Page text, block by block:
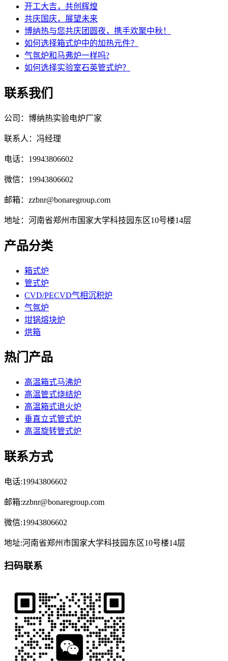
开工大吉，共创辉煌
共庆国庆，展望未来
博纳热与您共庆团圆夜，携手欢聚中秋！
如何选择箱式炉中的加热元件？
气氛炉和马弗炉一样吗?
如何选择实验室石英管式炉？
联系我们
公司：博纳热实验电炉厂家
联系人：冯经理
电话：19943806602
微信：19943806602
邮箱：zzbnr@bonaregroup.com
地址：河南省郑州市国家大学科技园东区10号楼14层
产品分类
箱式炉
管式炉
CVD/PECVD气相沉积炉
气氛炉
坩锅熔块炉
烘箱
热门产品
高温箱式马沸炉
高温管式烧结炉
高温箱式退火炉
垂直立式管式炉
高温旋转管式炉
联系方式
电话:19943806602
邮箱:zzbnr@bonaregroup.com
微信:19943806602
地址:河南省郑州市国家大学科技园东区10号楼14层
扫码联系